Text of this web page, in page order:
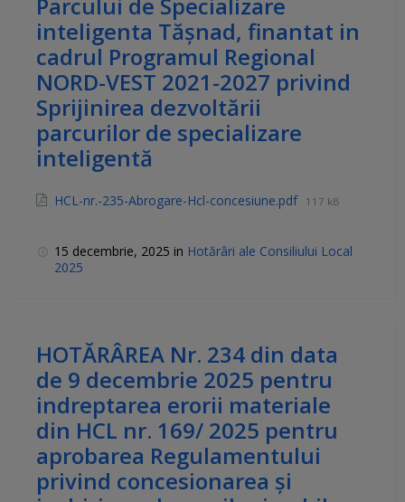
Parcului de Specializare
inteligenta Tășnad, finantat in
cadrul Programul Regional
NORD-VEST 2021-2027 privind
Sprijinirea dezvoltării
parcurilor de specializare
inteligentă
HCL-nr.-235-Abrogare-Hcl-concesiune.pdf 117 kB
15 decembrie, 2025 in Hotărâri ale Consiliului Local
2025
HOTĂRÂREA Nr. 234 din data
de 9 decembrie 2025 pentru
indreptarea erorii materiale
din HCL nr. 169/ 2025 pentru
aprobarea Regulamentului
privind concesionarea și